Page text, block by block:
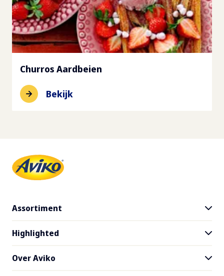
Churros Aardbeien
Bekijk
Assortiment
Alle producten
Gratis product testen
Highlighted
Recepten
Over Aviko